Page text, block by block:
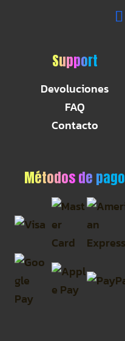
Support
Devoluciones
FAQ
Contacto
Métodos de pago